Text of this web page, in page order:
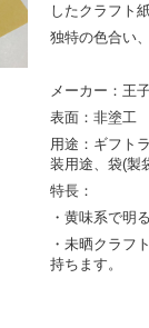
したクラフト
独特の色合い
メーカー：王
表面：非塗工
用途：ギフト
装用途、袋(製
特長：
・黄味系で明
・未晒クラフ
持ちます。